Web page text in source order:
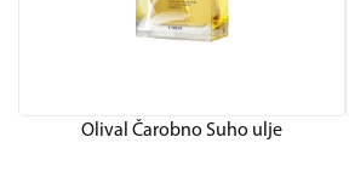
Olival Čarobno Suho ulje